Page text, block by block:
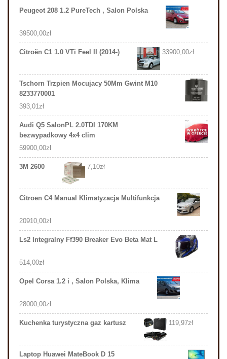
Peugeot 208 1.2 PureTech , Salon Polska
39500,00zł
Citroën C1 1.0 VTi Feel II (2014-) 33900,00zł
Tschorn Trzpien Mocujacy 50Mm Gwint M10
8233770001
393,01zł
Audi Q5 SalonPL 2.0TDI 170KM
bezwypadkowy 4x4 clim
59900,00zł
3M 2600 7,10zł
Citroen C4 Manual Klimatyzacja Multifunkcja
20910,00zł
Ls2 Integralny Ff390 Breaker Evo Beta Mat L
514,00zł
Opel Corsa 1.2 i , Salon Polska, Klima
28000,00zł
Kuchenka turystyczna gaz kartusz 119,97zł
Laptop Huawei MateBook D 15